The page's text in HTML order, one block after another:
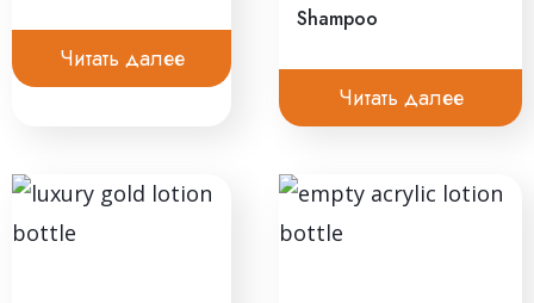
Читать далее
Shampoo
Читать далее